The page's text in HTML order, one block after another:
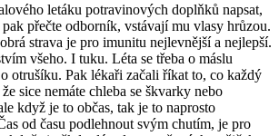
letáku potravinových doplňků napsat,
přečte odborník, vstávají mu vlasy hrůzou.
strava je pro imunitu nejlevnější a nejlepší.
všeho. I tuku. Léta se třeba o máslu
otrušíku. Pak lékaři začali říkat to, co každý
sice nemáte chleba se škvarky nebo
když je to občas, tak je to naprosto
od času podlehnout svým chutím, je pro